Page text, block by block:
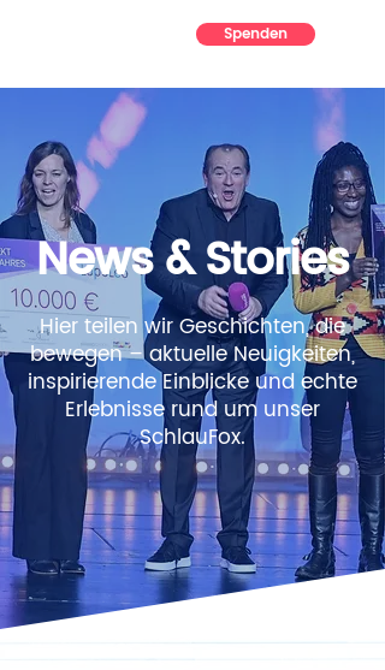
Spenden
News & Stories
Hier teilen wir Geschichten, die
bewegen – aktuelle Neuigkeiten,
inspirierende Einblicke und echte
Erlebnisse rund um unser
SchlauFox.